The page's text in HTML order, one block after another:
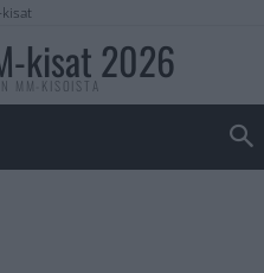
kisat 2026
MM-KISOISTA